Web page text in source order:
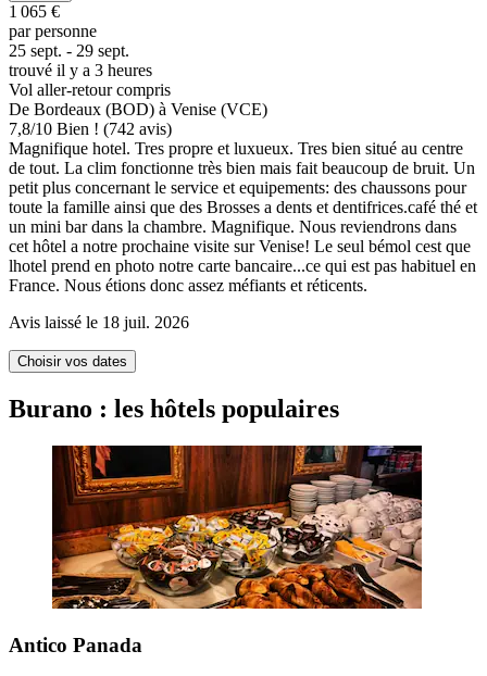
1 065 €
par personne
25 sept. - 29 sept.
trouvé il y a 3 heures
Vol aller-retour compris
De Bordeaux (BOD) à Venise (VCE)
7,8/10 Bien ! (742 avis)
Magnifique hotel. Tres propre et luxueux. Tres bien situé au centre
de tout. La clim fonctionne très bien mais fait beaucoup de bruit. Un
petit plus concernant le service et equipements: des chaussons pour
toute la famille ainsi que des Brosses a dents et dentifrices.café thé et
un mini bar dans la chambre. Magnifique. Nous reviendrons dans
cet hôtel a notre prochaine visite sur Venise! Le seul bémol cest que
lhotel prend en photo notre carte bancaire...ce qui est pas habituel en
France. Nous étions donc assez méfiants et réticents.
Avis laissé le 18 juil. 2026
Choisir vos dates
Burano : les hôtels populaires
Antico Panada